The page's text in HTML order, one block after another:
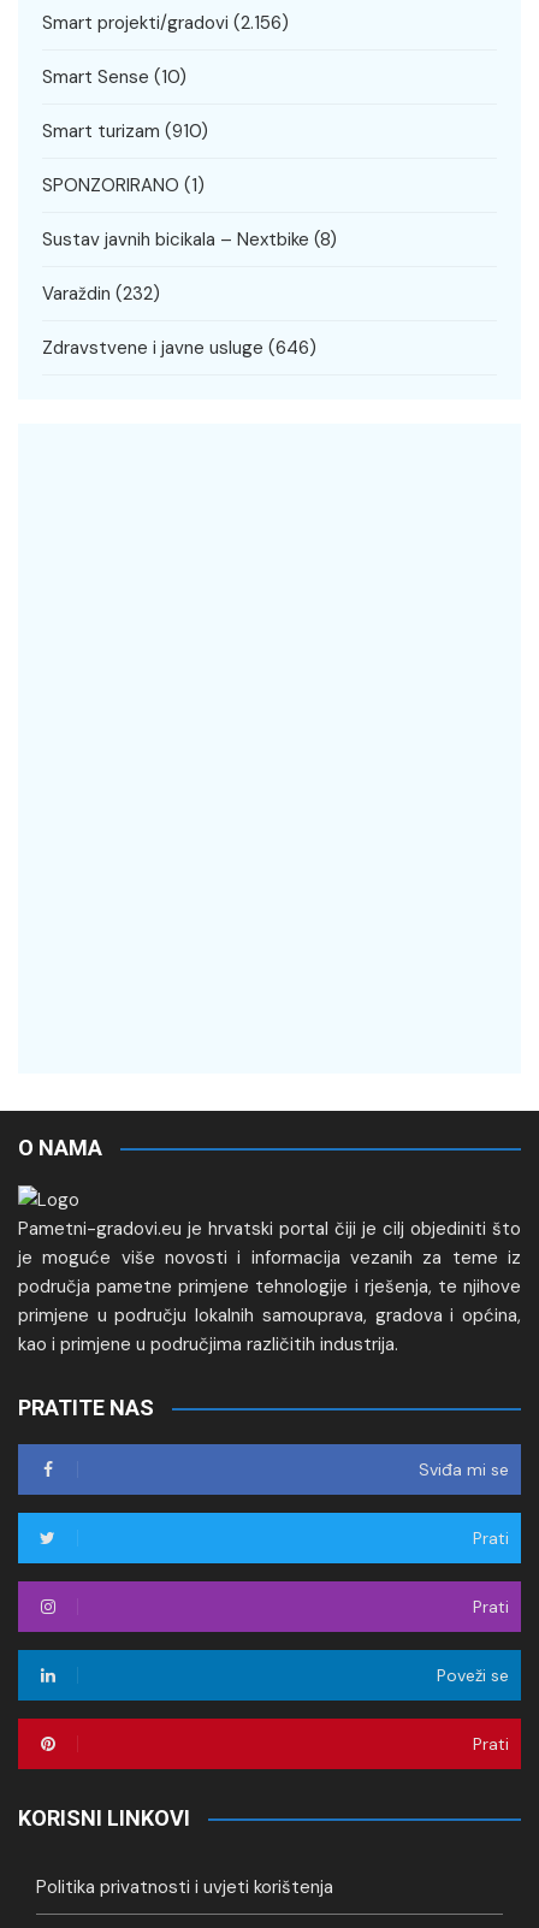
Smart projekti/gradovi (2.156)
Smart Sense (10)
Smart turizam (910)
SPONZORIRANO (1)
Sustav javnih bicikala – Nextbike (8)
Varaždin (232)
Zdravstvene i javne usluge (646)
O NAMA
Pametni-gradovi.eu je hrvatski portal čiji je cilj objediniti što
je moguće više novosti i informacija vezanih za teme iz
područja pametne primjene tehnologije i rješenja, te njihove
primjene u području lokalnih samouprava, gradova i općina,
kao i primjene u područjima različitih industrija.
PRATITE NAS
Sviđa mi se
Prati
Prati
Poveži se
Prati
KORISNI LINKOVI
Politika privatnosti i uvjeti korištenja